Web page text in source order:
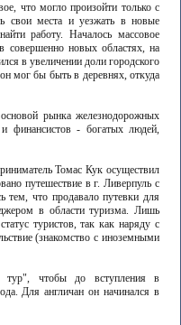
что могло произойти только с
свои места и уезжать в новые
работу. Началось массовое
совершенно новых областях, на
в увеличении доли городского
мог бы быть в деревнях, откуда
основой рынка железнодорожных
финансистов - богатых людей,
Томас Кук осуществил
путешествие в г. Ливерпуль с
тем, что продавало путевки для
в области туризма. Лишь
туристов, так как наряду с
(знакомство с иноземными
тур", чтобы до вступления в
Для англичан он начинался в